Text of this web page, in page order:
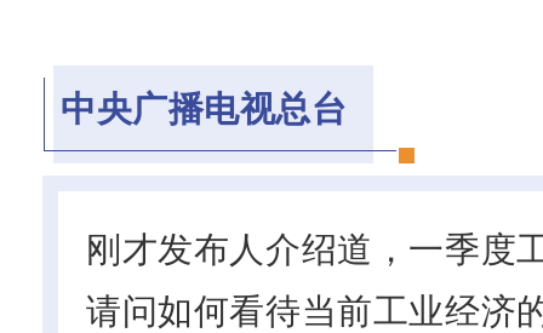
中央广播电视总台
刚才发布人介绍道，一季度
请问如何看待当前工业经济